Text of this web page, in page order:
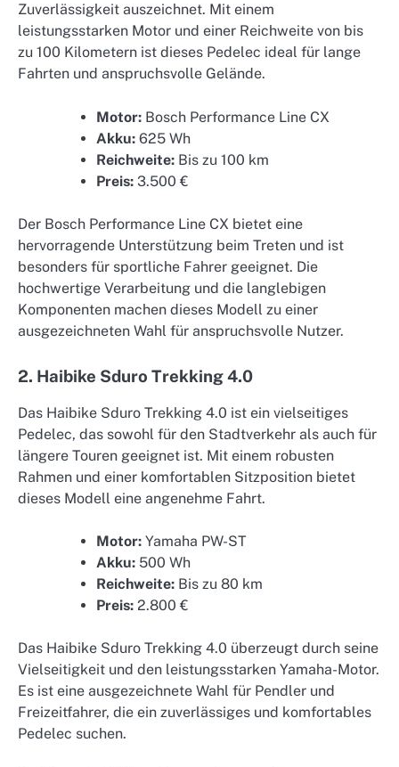
Zuverlässigkeit auszeichnet. Mit einem
leistungsstarken Motor und einer Reichweite von bis
zu 100 Kilometern ist dieses Pedelec ideal für lange
Fahrten und anspruchsvolle Gelände.
Motor: Bosch Performance Line CX
Akku: 625 Wh
Reichweite: Bis zu 100 km
Preis: 3.500 €
Der Bosch Performance Line CX bietet eine
hervorragende Unterstützung beim Treten und ist
besonders für sportliche Fahrer geeignet. Die
hochwertige Verarbeitung und die langlebigen
Komponenten machen dieses Modell zu einer
ausgezeichneten Wahl für anspruchsvolle Nutzer.
2. Haibike Sduro Trekking 4.0
Das Haibike Sduro Trekking 4.0 ist ein vielseitiges
Pedelec, das sowohl für den Stadtverkehr als auch für
längere Touren geeignet ist. Mit einem robusten
Rahmen und einer komfortablen Sitzposition bietet
dieses Modell eine angenehme Fahrt.
Motor: Yamaha PW-ST
Akku: 500 Wh
Reichweite: Bis zu 80 km
Preis: 2.800 €
Das Haibike Sduro Trekking 4.0 überzeugt durch seine
Vielseitigkeit und den leistungsstarken Yamaha-Motor.
Es ist eine ausgezeichnete Wahl für Pendler und
Freizeitfahrer, die ein zuverlässiges und komfortables
Pedelec suchen.